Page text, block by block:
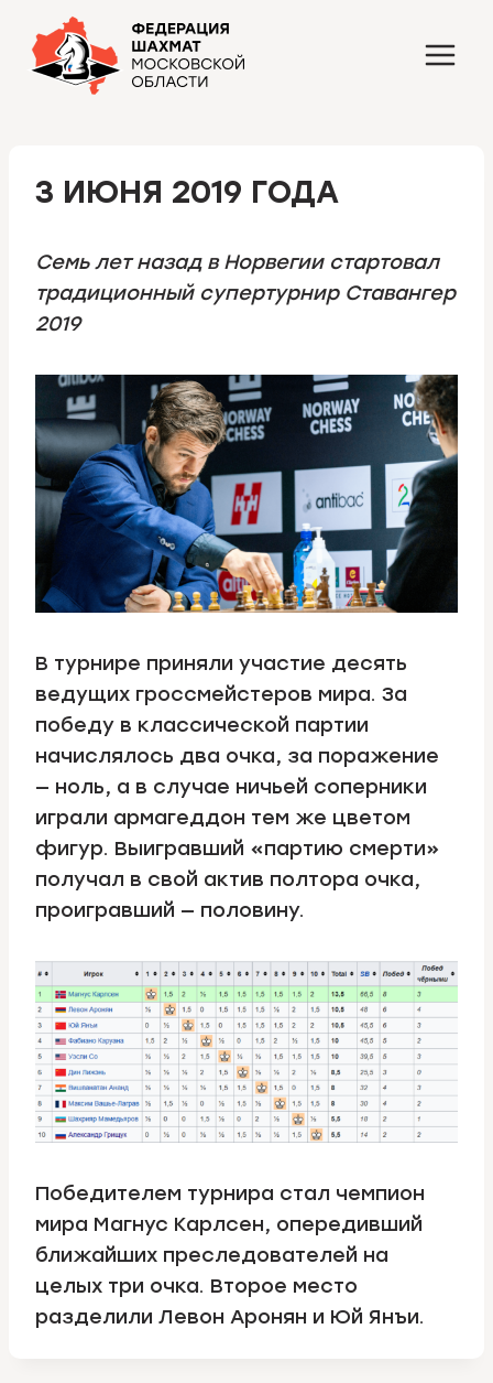
Перейти
содержимому
3 ИЮНЯ 2019 ГОДА
Семь лет назад в Норвегии стартовал
традиционный супертурнир Ставангер
2019
В турнире приняли участие десять
ведущих гроссмейстеров мира. За
победу в классической партии
начислялось два очка, за поражение
— ноль, а в случае ничьей соперники
играли армагеддон тем же цветом
фигур. Выигравший «партию смерти»
получал в свой актив полтора очка,
проигравший — половину.
Победителем турнира стал чемпион
мира Магнус Карлсен, опередивший
ближайших преследователей на
целых три очка. Второе место
разделили Левон Аронян и Юй Янъи.